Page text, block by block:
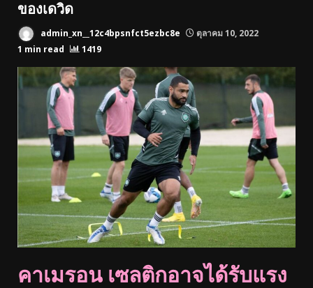
ของเดวิด
admin_xn__12c4bpsnfct5ezbc8e
ตุลาคม 10, 2022
1 min read
1419
คาเมรอน เซลติกอาจได้รับแรง